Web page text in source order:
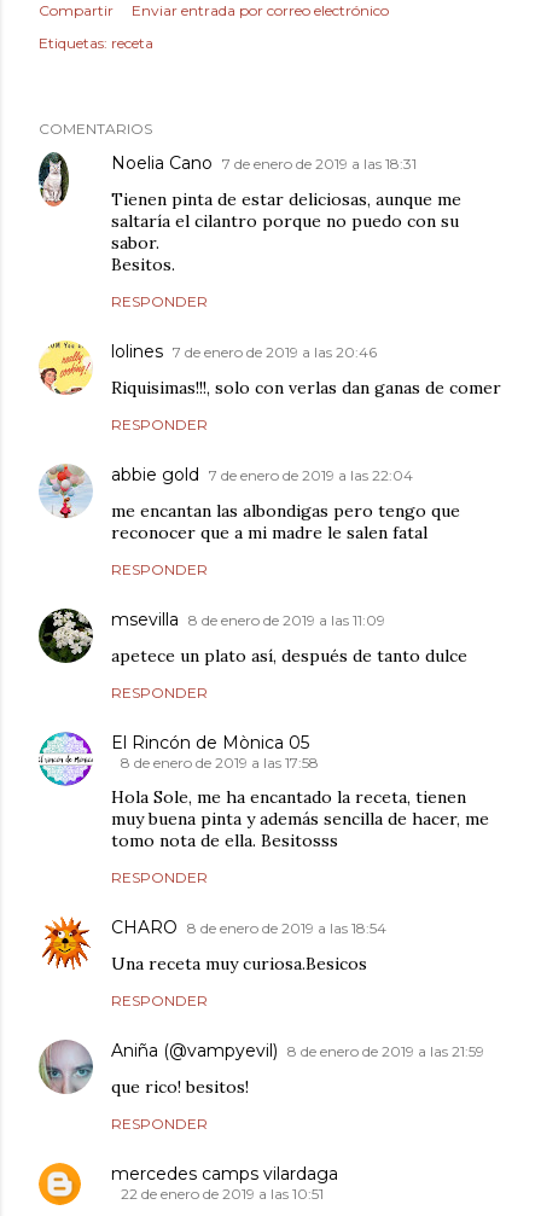
Compartir
Enviar entrada por correo electrónico
Etiquetas: receta
COMENTARIOS
Noelia Cano 7 de enero de 2019 a las 18:31
Tienen pinta de estar deliciosas, aunque me
saltaría el cilantro porque no puedo con su
sabor.
Besitos.
RESPONDER
lolines 7 de enero de 2019 a las 20:46
Riquisimas!!!, solo con verlas dan ganas de comer
RESPONDER
abbie gold 7 de enero de 2019 a las 22:04
me encantan las albondigas pero tengo que
reconocer que a mi madre le salen fatal
RESPONDER
msevilla 8 de enero de 2019 a las 11:09
apetece un plato así, después de tanto dulce
RESPONDER
El Rincón de Mònica 05
8 de enero de 2019 a las 17:58
Hola Sole, me ha encantado la receta, tienen
muy buena pinta y además sencilla de hacer, me
tomo nota de ella. Besitosss
RESPONDER
CHARO 8 de enero de 2019 a las 18:54
Una receta muy curiosa.Besicos
RESPONDER
Aniña (@vampyevil) 8 de enero de 2019 a las 21:59
que rico! besitos!
RESPONDER
mercedes camps vilardaga
22 de enero de 2019 a las 10:51